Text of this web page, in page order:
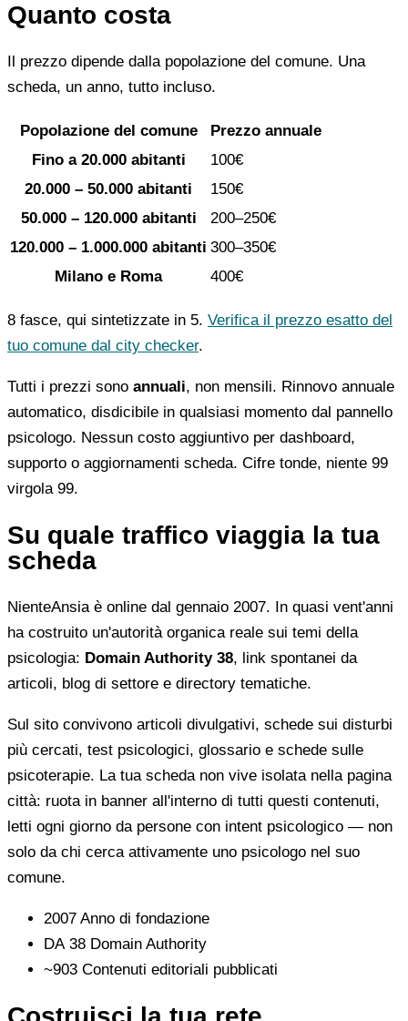
Quanto costa
Il prezzo dipende dalla popolazione del comune. Una
scheda, un anno, tutto incluso.
Popolazione del comune
Prezzo annuale
Fino a 20.000 abitanti
100€
20.000 – 50.000 abitanti
150€
50.000 – 120.000 abitanti
200–250€
120.000 – 1.000.000 abitanti 300–350€
Milano e Roma
400€
8 fasce, qui sintetizzate in 5. Verifica il prezzo esatto del
tuo comune dal city checker.
Tutti i prezzi sono annuali, non mensili. Rinnovo annuale
automatico, disdicibile in qualsiasi momento dal pannello
psicologo. Nessun costo aggiuntivo per dashboard,
supporto o aggiornamenti scheda. Cifre tonde, niente 99
virgola 99.
Su quale traffico viaggia la tua
scheda
NienteAnsia è online dal gennaio 2007. In quasi vent'anni
ha costruito un'autorità organica reale sui temi della
psicologia: Domain Authority 38, link spontanei da
articoli, blog di settore e directory tematiche.
Sul sito convivono articoli divulgativi, schede sui disturbi
più cercati, test psicologici, glossario e schede sulle
psicoterapie. La tua scheda non vive isolata nella pagina
città: ruota in banner all'interno di tutti questi contenuti,
letti ogni giorno da persone con intent psicologico — non
solo da chi cerca attivamente uno psicologo nel suo
comune.
2007 Anno di fondazione
DA 38 Domain Authority
~903 Contenuti editoriali pubblicati